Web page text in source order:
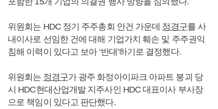
위원회는 HDC 정기 주주총회 안건 가운데 정경구를 사
내이사로 선임한 건에 대해 기업가치 훼손 및 주주권익
침해 이력이 있다고 보아 ‘반대’하기로 결정했다.
위원회는 정경구가 광주 화정아이파크 아파트 붕괴 당
시 HDC현대산업개발 지주사인 HDC 대표이사 부사장
으로 책임이 있다고 판단했다.